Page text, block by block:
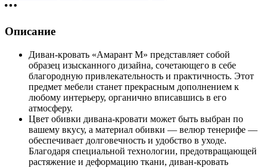
Описание
Диван-кровать «Амарант М» представляет собой
образец изысканного дизайна, сочетающего в себе
благородную привлекательность и практичность. Этот
предмет мебели станет прекрасным дополнением к
любому интерьеру, органично вписавшись в его
атмосферу.
Цвет обивки дивана-кровати может быть выбран по
вашему вкусу, а материал обивки — велюр тенерифе —
обеспечивает долговечность и удобство в уходе.
Благодаря специальной технологии, предотвращающей
растяжение и деформацию ткани, диван-кровать